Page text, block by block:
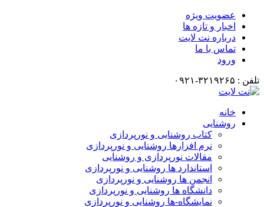
عضویت ویژه
اخبار و تازه ها
درباره نت لایت
تماس با ما
ورود
تلفن : ۳۲۱۹۲۶۵-۰۹۲۱
خانه
روشنایی
کتاب روشنایی و نورپردازی
نرم افزارها روشنایی و نورپردازی
مقالات نورپردازی و روشنایی
استاندارد ها روشنایی و نورپردازی
انجمن ها روشنایی و نورپردازی
دانشگاه ها روشنایی و نورپردازی
نمایشگاه-ها روشنایی و نورپردازی